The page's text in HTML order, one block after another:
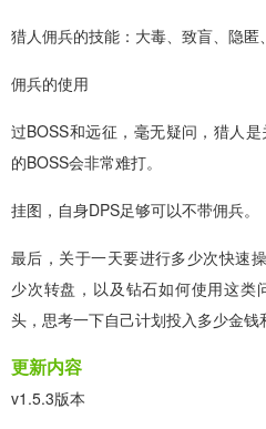
猎人佣兵的技能：大毒、致盲、隐匿
佣兵的使用
过BOSS和远征，毫无疑问，猎人
的BOSS会非常难打。
挂图，自身DPS足够可以不带佣兵。
最后，关于一天要进行多少次快速
少次转盘，以及钻石如何使用这
头，思考一下自己计划投入多少金钱
更新内容
v1.5.3版本